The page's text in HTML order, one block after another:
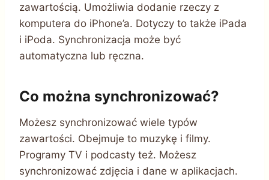
zawartością. Umożliwia dodanie rzeczy z
komputera do iPhone’a. Dotyczy to także iPada
i iPoda. Synchronizacja może być
automatyczna lub ręczna.
Co można synchronizować?
Możesz synchronizować wiele typów
zawartości. Obejmuje to muzykę i filmy.
Programy TV i podcasty też. Możesz
synchronizować zdjęcia i dane w aplikacjach.